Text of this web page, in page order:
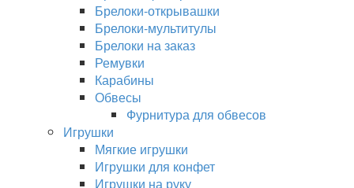
Брелоки-открывашки
Брелоки-мультитулы
Брелоки на заказ
Ремувки
Карабины
Обвесы
Фурнитура для обвесов
Игрушки
Мягкие игрушки
Игрушки для конфет
Игрушки на руку